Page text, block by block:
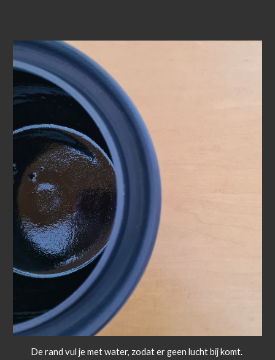
De rand vul je met water, zodat er geen lucht bij komt.